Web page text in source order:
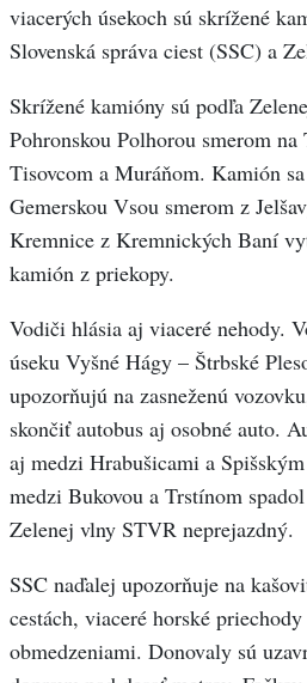
viacerých úsekoch sú skrížené
Slovenská správa ciest (SSC) a
Skrížené kamióny sú podľa
Pohronskou Polhorou smerom na
Tisovcom a Muráňom. Kamión
Gemerskou Vsou smerom z
Kremnice z Kremnických Baní
kamión z priekopy.
Vodiči hlásia aj viaceré nehody.
úseku Vyšné Hágy – Štrbské
upozorňujú na zasneženú
skončiť autobus aj osobné auto.
aj medzi Hrabušicami a
medzi Bukovou a Trstínom
Zelenej vlny STVR neprejazdný.
SSC naďalej upozorňuje na
cestách, viaceré horské
obmedzeniami. Donovaly sú